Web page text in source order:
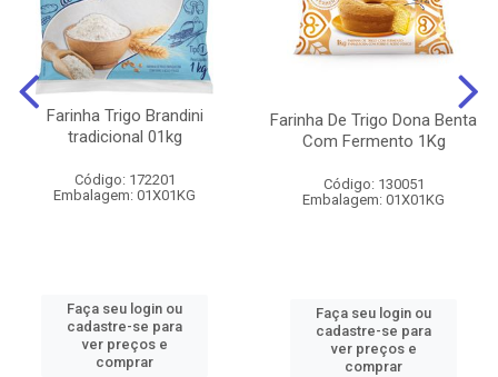
Farinha Trigo Brandini
tradicional 01kg
Código: 172201
Embalagem: 01X01KG
Faça seu login ou
cadastre-se para
ver preços e
comprar
Farinha De Trigo Dona Benta
Com Fermento 1Kg
Código: 130051
Embalagem: 01X01KG
Faça seu login ou
cadastre-se para
ver preços e
comprar